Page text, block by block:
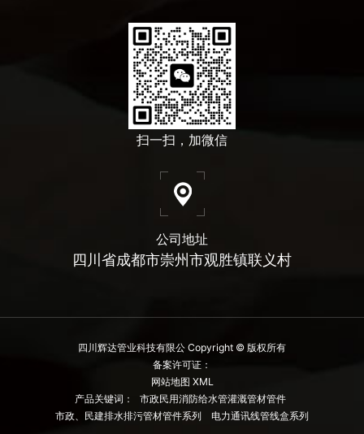
扫一扫，加微信
公司地址
四川省成都市崇州市观胜镇联义村
四川辉达管业科技有限公 Copyright © 版权所有
备案许可证：
网站地图 XML
产品关键词：
市政民用消防给水管灌溉管材管件
市政、民建排水排污管材管件系列
电力通讯线管线盒系列